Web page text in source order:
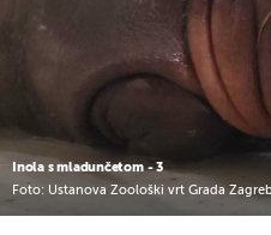
Inola s mladunčetom - 3
Foto: Ustanova Zoološki vrt Grada